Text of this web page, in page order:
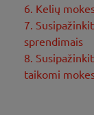
6. Kelių
7.
sprendimais
8.
taikomi